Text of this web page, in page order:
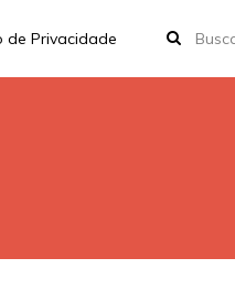
de Privacidade